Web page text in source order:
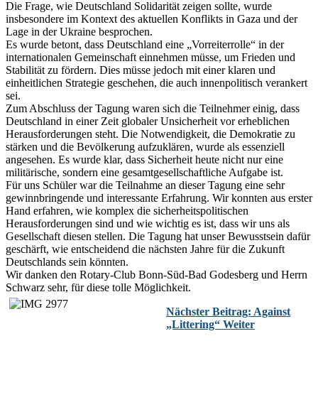
Die Frage, wie Deutschland Solidarität zeigen sollte, wurde
insbesondere im Kontext des aktuellen Konflikts in Gaza und der
Lage in der Ukraine besprochen.
Es wurde betont, dass Deutschland eine „Vorreiterrolle“ in der
internationalen Gemeinschaft einnehmen müsse, um Frieden und
Stabilität zu fördern. Dies müsse jedoch mit einer klaren und
einheitlichen Strategie geschehen, die auch innenpolitisch verankert
sei.
Zum Abschluss der Tagung waren sich die Teilnehmer einig, dass
Deutschland in einer Zeit globaler Unsicherheit vor erheblichen
Herausforderungen steht. Die Notwendigkeit, die Demokratie zu
stärken und die Bevölkerung aufzuklären, wurde als essenziell
angesehen. Es wurde klar, dass Sicherheit heute nicht nur eine
militärische, sondern eine gesamtgesellschaftliche Aufgabe ist.
Für uns Schüler war die Teilnahme an dieser Tagung eine sehr
gewinnbringende und interessante Erfahrung. Wir konnten aus erster
Hand erfahren, wie komplex die sicherheitspolitischen
Herausforderungen sind und wie wichtig es ist, dass wir uns als
Gesellschaft diesen stellen. Die Tagung hat unser Bewusstsein dafür
geschärft, wie entscheidend die nächsten Jahre für die Zukunft
Deutschlands sein könnten.
Wir danken den Rotary-Club Bonn-Süd-Bad Godesberg und Herrn
Schwarz sehr, für diese tolle Möglichkeit.
Nächster Beitrag: Against
„Littering“ Weiter